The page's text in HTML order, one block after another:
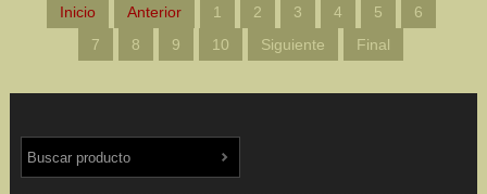
Inicio Anterior 1 2 3 4 5
6
7
8 9 10 Siguiente Final